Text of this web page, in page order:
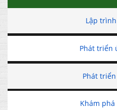
Lập
Phát triển
Phát
Khám phá